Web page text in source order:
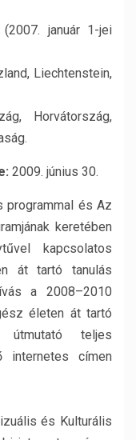
január 1-jei
Liechtenstein,
Horvátország,
2009. június 30.
programmal és Az
keretében
kapcsolatos
át tartó tanulás
a 2008–2010
életen át tartó
útmutató teljes
címen
és Kulturális